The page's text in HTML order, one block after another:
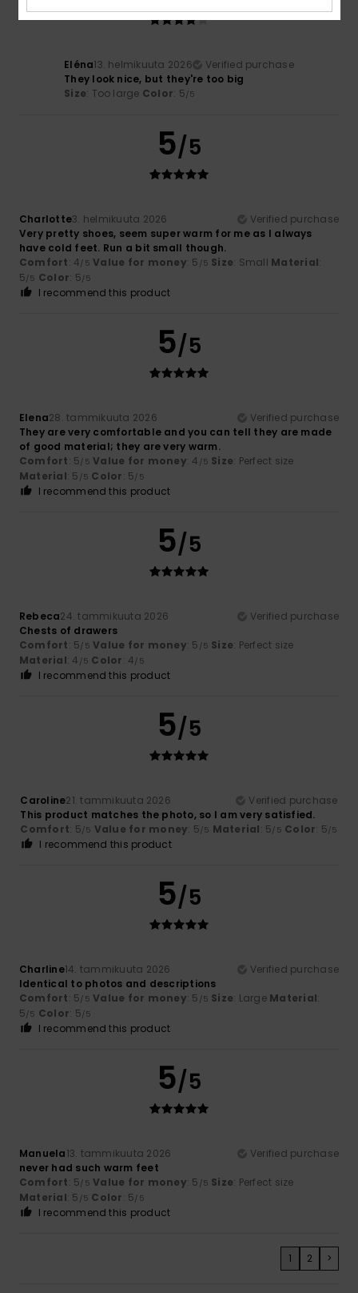
Eléna13. helmikuuta 2026
Verified purchase
They look nice, but they're too big
Size: Too large Color: 5/5
5/5
Charlotte3. helmikuuta 2026
Verified purchase
Very pretty shoes, seem super warm for me as I always
have cold feet. Run a bit small though.
Comfort: 4/5 Value for money: 5 /5 Size: Small Material:
5/5 Color: 5/5
I recommend this product
5/5
Elena28. tammikuuta 2026
Verified purchase
They are very comfortable and you can tell they are made
of good material; they are very warm.
Comfort: 5/5 Value for money: 4 /5 Size: Perfect size
Material: 5 /5 Color: 5/5
I recommend this product
5/5
Rebeca24. tammikuuta 2026
Verified purchase
Chests of drawers
Comfort: 5/5 Value for money: 5 /5 Size: Perfect size
Material: 4 /5 Color: 4/5
I recommend this product
5/5
Caroline21. tammikuuta 2026
Verified purchase
This product matches the photo, so I am very satisfied.
Comfort: 5/5 Value for money: 5/5 Material: 5/5 Color: 5/5
I recommend this product
5/5
Charline14. tammikuuta 2026
Verified purchase
Identical to photos and descriptions
Comfort: 5/5 Value for money: 5 /5 Size: Large Material:
5/5 Color: 5/5
I recommend this product
5/5
Manuela13. tammikuuta 2026
Verified purchase
never had such warm feet
Comfort: 5/5 Value for money: 5 /5 Size: Perfect size
Material: 5 /5 Color: 5/5
I recommend this product
1 2 >